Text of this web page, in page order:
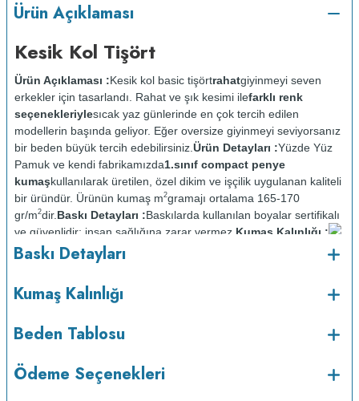
Ürün Açıklaması
Kesik Kol Tişört
Ürün Açıklaması :Kesik kol basic tişörtrahatgiyinmeyi seven
erkekler için tasarlandı. Rahat ve şık kesimi ilefarklı renk
seçenekleriylesıcak yaz günlerinde en çok tercih edilen
modellerin başında geliyor. Eğer oversize giyinmeyi seviyorsanız
bir beden büyük tercih edebilirsiniz. Ürün Detayları :Yüzde Yüz
Pamuk ve kendi fabrikamızda1.sınıf compact penye
kumaşkullanılarak üretilen, özel dikim ve işçilik uygulanan kaliteli
bir üründür. Ürünün kumaş m2gramajı ortalama 165-170
gr/m2dir. Baskı Detayları :Baskılarda kullanılan boyalar sertifikalı
ve güvenlidir; insan sağlığına zarar vermez. Kumaş Kalınlığı :
Bakım : Kısa programda maksimum 30
Kuru temizleme yapılmaz.
Baskı Detayları
Kumaş Kalınlığı
Beden Tablosu
Ödeme Seçenekleri